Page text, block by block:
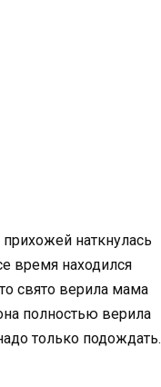
наткнулась
время находился
свято верила мама
полностью верила
только подождать.